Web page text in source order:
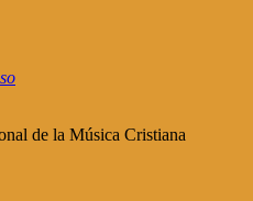
de la Música Cristiana